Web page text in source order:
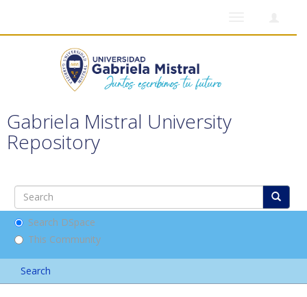
Gabriela Mistral University
Repository
Search DSpace
This Community
Search